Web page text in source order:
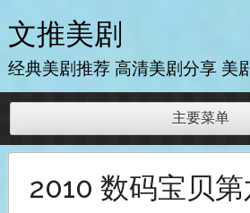
至
内
文推美剧
经典美剧推荐 高清美剧分享 美
主要菜单
2010 数码宝贝